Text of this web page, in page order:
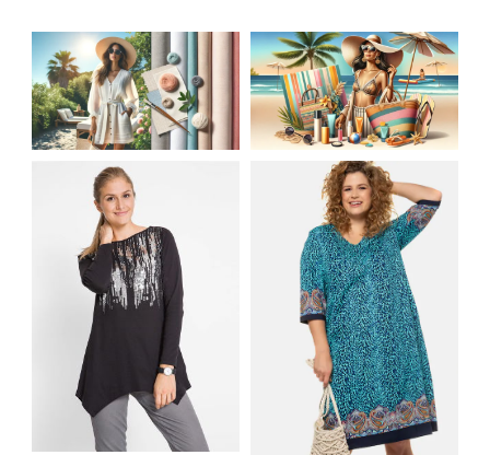
LETNIA MODA
PLAŻOWA: STROJE
KĄPIELOWE I
AKCESORIA, KTÓRE
MUSISZ MIEĆ
JAK STYLOWO
PRZETRWAĆ UPALNE
DNI: NAJLEPSZE
MATERIAŁY I KROJE
NA LATO